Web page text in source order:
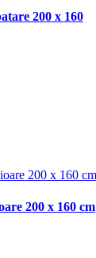
200 x 160
200 x 160 cm